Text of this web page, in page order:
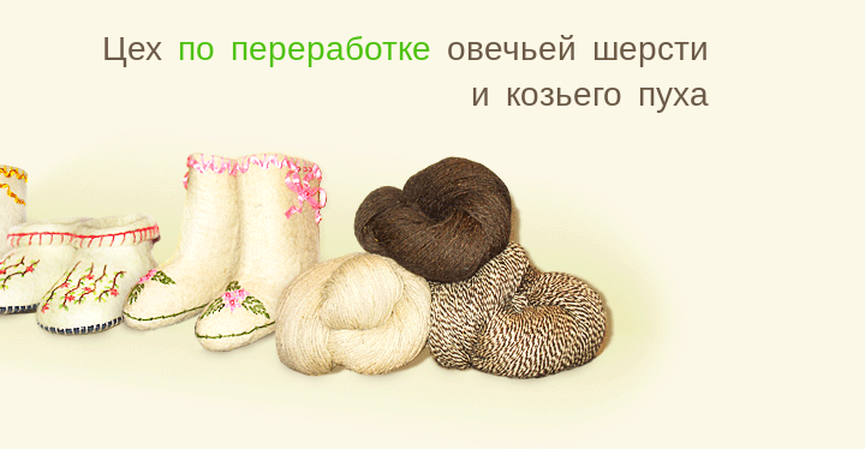
Цех по переработке овечьей шерсти
и козьего пуха